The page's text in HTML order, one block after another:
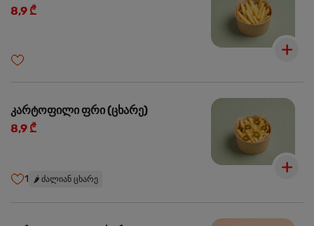
8,9 ₾
კარტოფილი ფრი (ცხარე)
8,9 ₾
1 🌶️ ძალიან ცხარე